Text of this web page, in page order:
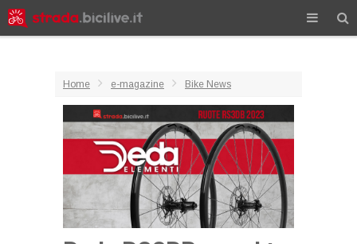
Home e-magazine Bike News